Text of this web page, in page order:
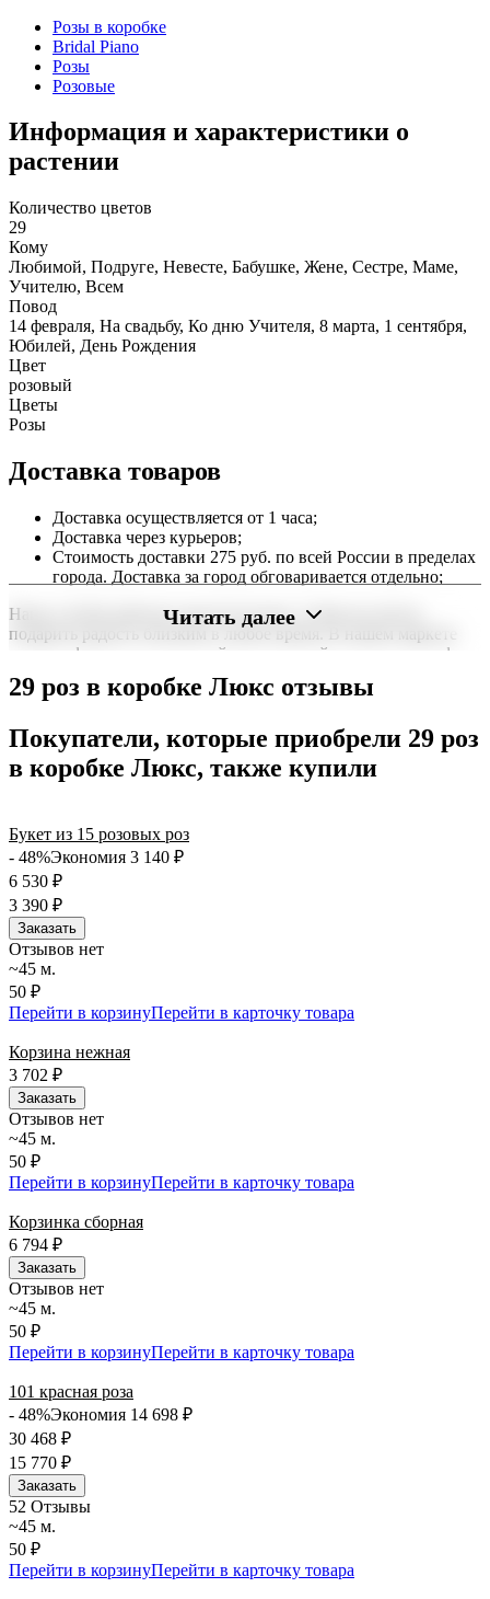
Розы в коробке
Bridal Piano
Розы
Розовые
Информация и характеристики о
растении
Количество цветов
29
Кому
Любимой, Подруге, Невесте, Бабушке, Жене, Сестре, Маме,
Учителю, Всем
Повод
14 февраля, На свадьбу, Ко дню Учителя, 8 марта, 1 сентября,
Юбилей, День Рождения
Цвет
розовый
Цветы
Розы
Доставка товаров
Доставка осуществляется от 1 часа;
Доставка через курьеров;
Стоимость доставки 275 руб. по всей России в пределах
города. Доставка за город обговаривается отдельно;
Наша служба работает круглосуточно, чтобы вы могли
подарить радость близким в любое время. В нашем маркете
можно оформить заказ онлайн с доставкой на дом или в офис
по всей территории РФ.
минут или день в день в удобный интервал. Если вам важно
вручить подарок ко времени, наш сервис доставки обеспечит
точность до минуты. Выбирайте, где купить и сколько стоит
Читать далее
29 роз в коробке Люкс отзывы
Покупатели, которые приобрели 29 роз
в коробке Люкс, также купили
Букет из 15 розовых роз
- 48%Экономия 3 140 ₽
6 530 ₽
3 390 ₽
Заказать
Отзывов нет
~45 м.
50 ₽
Перейти в корзинуПерейти в карточку товара
Корзина нежная
3 702 ₽
Заказать
Отзывов нет
~45 м.
50 ₽
Перейти в корзинуПерейти в карточку товара
Корзинка сборная
6 794 ₽
Заказать
Отзывов нет
~45 м.
50 ₽
Перейти в корзинуПерейти в карточку товара
101 красная роза
- 48%Экономия 14 698 ₽
30 468 ₽
15 770 ₽
Заказать
52 Отзывы
~45 м.
50 ₽
Перейти в корзинуПерейти в карточку товара